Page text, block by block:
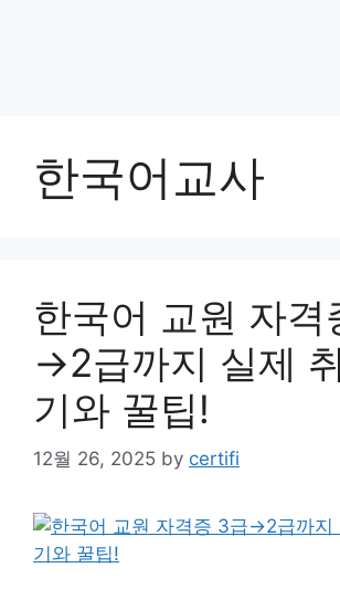
한국어교사
한국어 교원 자격
→2급까지 실제
기와 꿀팁!
12월 26, 2025 by certifi